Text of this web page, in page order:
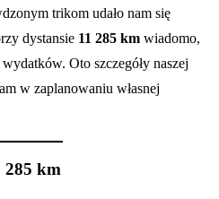
trikom udało nam się
dystansie 11 285 km wiadomo,
Oto szczegóły naszej
w zaplanowaniu własnej
285 km